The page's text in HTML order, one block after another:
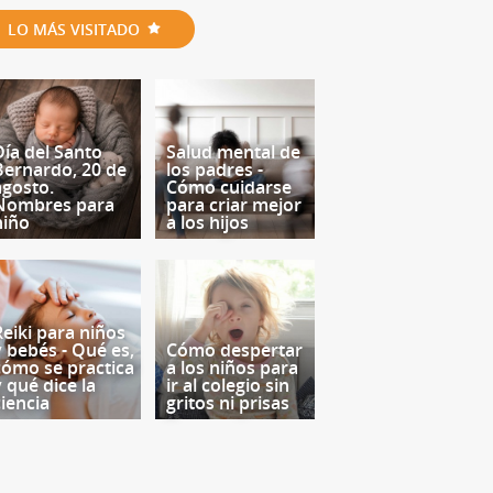
LO MÁS VISITADO
del Santo
20 de
para
Salud mental de
los padres -
Cómo cuidarse
para criar mejor
a los hijos
para niños
bebés - Qué es,
se practica
qué dice la
Cómo despertar
a los niños para
ir al colegio sin
gritos ni prisas